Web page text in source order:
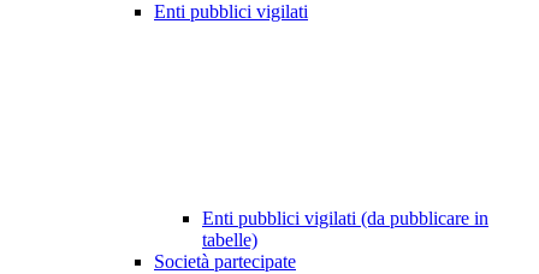
Enti pubblici vigilati
Enti pubblici vigilati (da pubblicare in
tabelle)
Società partecipate